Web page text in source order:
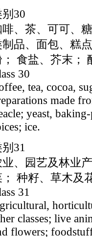
别30
啡、茶、可可、
制品、面包、糕
； 食盐、芥末；
30
tea, cocoa,
made
yeast,
ice.
31
业、园艺及林业
； 种籽、草木及
31
classes; live
flowers;